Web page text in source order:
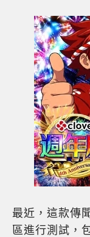
最近，這款傳
區進行測試，